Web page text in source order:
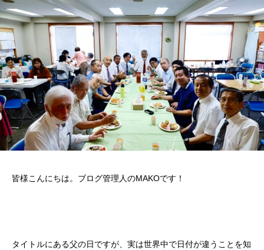
皆様こんにちは。ブログ管理人のMAKOです！
タイトルにある父の日ですが、実は世界中で日付が違うことを知